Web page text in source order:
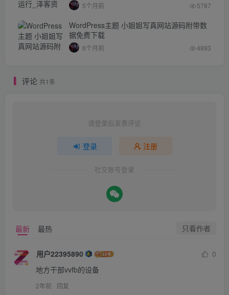
5个月前 5787
WordPress主题 小姐姐写真网站源码附带数
据免费下载
6个月前 4893
评论 共1条
请登录后发表评论
登录 注册
社交账号登录
最新 最热 只看作者
用户22395890
0
地方干部vvfb的设备
2年前 回复